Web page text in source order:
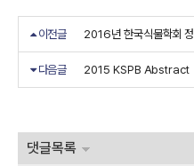
이전글
2016년 한국식물학회
다음글
2015 KSPB Abstract
댓글목록